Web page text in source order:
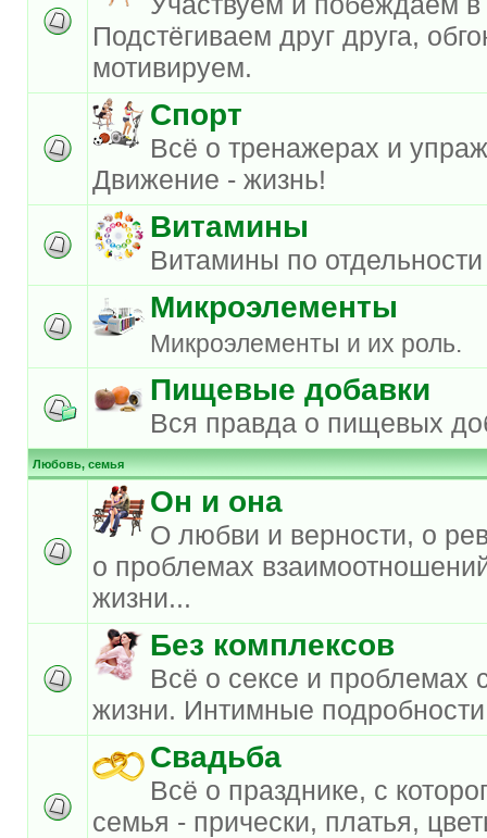
Подстёгиваем друг друга,
мотивируем.
Спорт
Всё о тренажерах и
Движение - жизнь!
Витамины
Витамины по
Микроэлементы
Микроэлементы и их роль.
Пищевые добавки
Вся правда о пищевых
Любовь, семья
Он и она
О любви и верности, о
о проблемах
жизни...
Без комплексов
Всё о сексе и проблемах
жизни. Интимные
Свадьба
Всё о празднике, с
семья - прически, платья,